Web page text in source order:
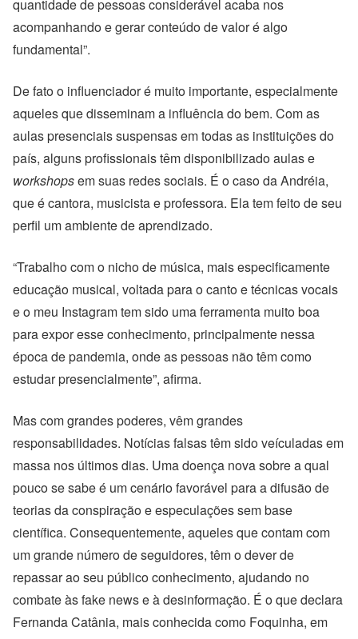
quantidade de pessoas considerável acaba nos
acompanhando e gerar conteúdo de valor é algo
fundamental”.
De fato o influenciador é muito importante, especialmente
aqueles que disseminam a influência do bem. Com as
aulas presenciais suspensas em todas as instituições do
país, alguns profissionais têm disponibilizado aulas e
workshopsem suas redes sociais. É o caso da Andréia,
que é cantora, musicista e professora. Ela tem feito de seu
perfil um ambiente de aprendizado.
“Trabalho com o nicho de música, mais especificamente
educação musical, voltada para o canto e técnicas vocais
e o meu Instagram tem sido uma ferramenta muito boa
para expor esse conhecimento, principalmente nessa
época de pandemia, onde as pessoas não têm como
estudar presencialmente”, afirma.
Mas com grandes poderes, vêm grandes
responsabilidades. Notícias falsas têm sido veículadas em
massa nos últimos dias. Uma doença nova sobre a qual
pouco se sabe é um cenário favorável para a difusão de
teorias da conspiração e especulações sem base
científica. Consequentemente, aqueles que contam com
um grande número de seguidores, têm o dever de
repassar ao seu público conhecimento, ajudando no
combate às fake news e à desinformação. É o que declara
Fernanda Catânia, mais conhecida como Foquinha, em